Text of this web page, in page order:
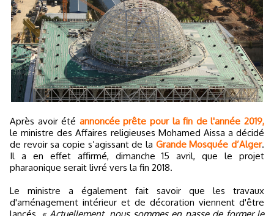
Après avoir été annoncée prête pour la fin de l'année 2019,
le ministre des Affaires religieuses Mohamed Aissa a décidé
de revoir sa copie s’agissant de la Grande Mosquée d’Alger.
Il a en effet affirmé, dimanche 15 avril, que le projet
pharaonique serait livré vers la fin 2018.
Le ministre a également fait savoir que les travaux
d'aménagement intérieur et de décoration viennent d'être